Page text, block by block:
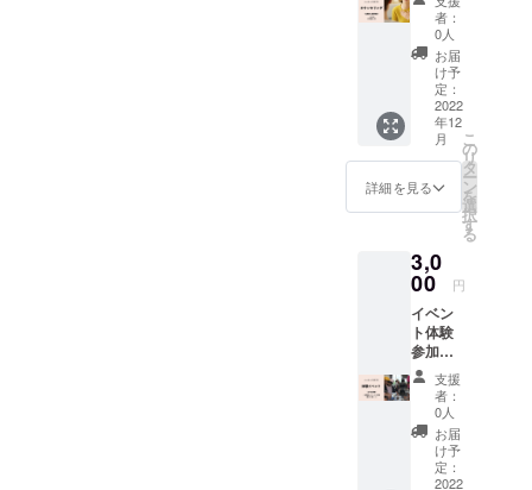
送らせ
ていた
だきま
す。
を1度お
試しい
ただけ
るプラ
ンで
す。 子
育てに
関する
お悩み
を実際
に経験
豊かな
に直接
ご相談
いただ
けま
す。 ご
相談は
Zoom、
LINEビ
デオ通
話もし
くは現
地にて
者：
0人
お届
け予
定：
2022
年12
月
詳細を見る
こ
の
リ
タ
ー
ン
を
選
択
す
る
3,0
00 円
イベン
ト体験
参加チ
ケット
(1回
分）プ
ランで
す。 当
施設に
て企画
支援
者：
0人
お届
け予
定：
2022